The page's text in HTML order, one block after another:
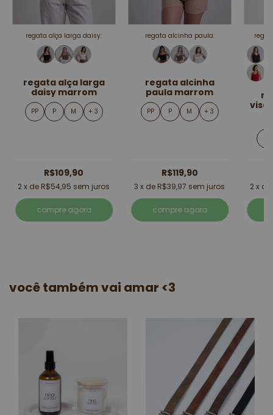
regata alça larga daisy:
regata alça larga
daisy marrom
PP P M + 3
R$109,90
2 x de R$54,95 sem juros
compre agora
regata alcinha paula:
regata alcinha
paula marrom
PP P M + 3
R$119,90
3 x de R$39,97 sem juros
compre agora
2 x de
você também vai amar <3